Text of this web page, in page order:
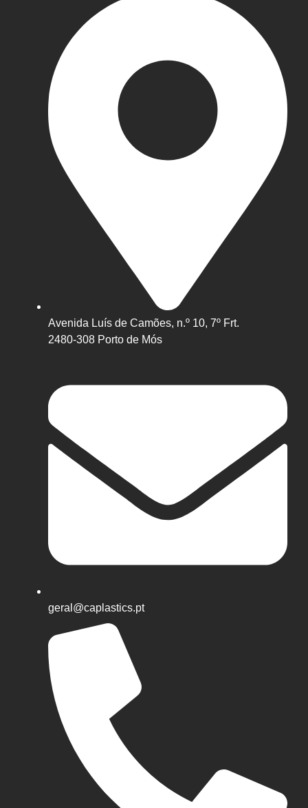
Avenida Luís de Camões, n.º 10, 7º Frt.
2480-308 Porto de Mós
geral@caplastics.pt